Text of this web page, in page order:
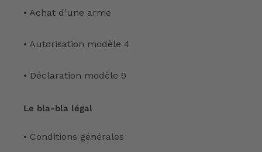
• Achat d'une arme
• Autorisation modèle 4
• Déclaration modèle 9
Le bla-bla légal
• Conditions générales